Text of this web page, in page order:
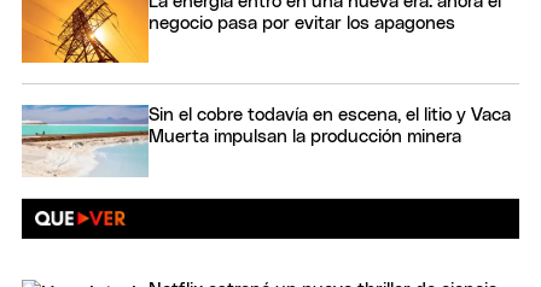
negocio pasa por evitar los apagones
Sin el cobre todavía en escena, el litio y Vaca
Muerta impulsan la producción minera